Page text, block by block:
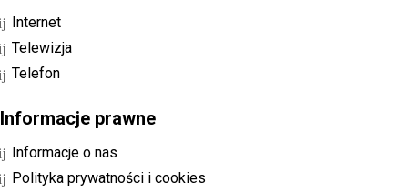
Internet
Telewizja
Telefon
Informacje prawne
Informacje o nas
Polityka prywatności i cookies